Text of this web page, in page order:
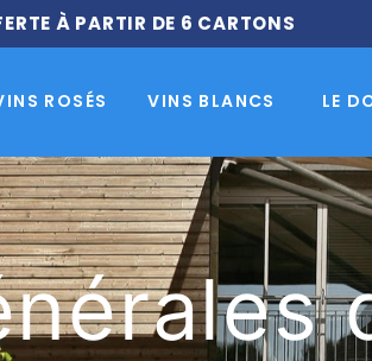
À PARTIR DE 6 CARTONS
ROSÉS VINS BLANCS LE